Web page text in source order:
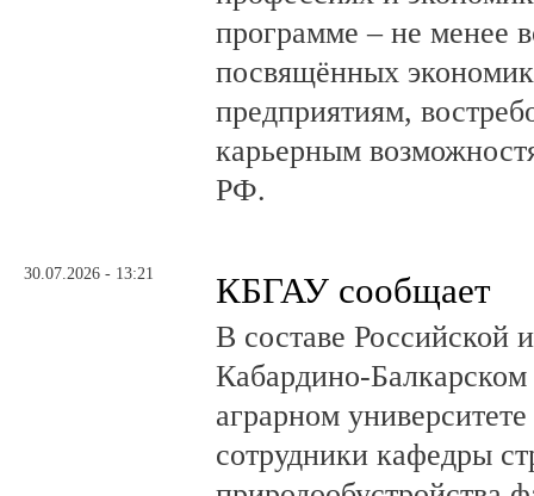
программе – не менее
посвящённых
предприятиям,
карьерным
РФ.
30.07.2026 - 13:21 КБГАУ сообщает
В составе Российской
Кабардино-Балкарском
аграрном
сотрудники кафедры